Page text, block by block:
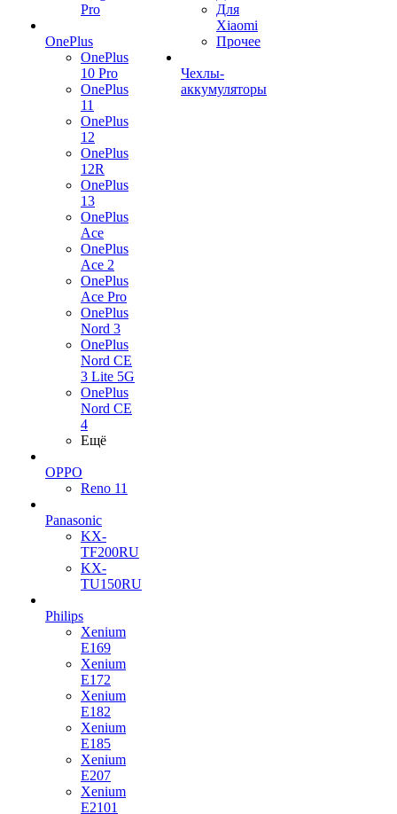
Pro
OnePlus
OnePlus
10 Pro
OnePlus
11
OnePlus
12
OnePlus
12R
OnePlus
13
OnePlus
Ace
OnePlus
Ace 2
OnePlus
Ace Pro
OnePlus
Nord 3
OnePlus
Nord CE
3 Lite 5G
OnePlus
Nord CE
4
Ещё
OPPO
Reno 11
Panasonic
KX-
TF200RU
KX-
TU150RU
Philips
Xenium
E169
Xenium
E172
Xenium
E182
Xenium
E185
Xenium
E207
Xenium
E2101
Для
Xiaomi
Прочее
Чехлы-
аккумуляторы